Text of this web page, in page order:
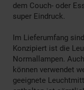
dem Couch- oder
super Eindruck.
Im Lieferumfang
Konzipiert ist die
Normallampen.
können verwendet
geeignete